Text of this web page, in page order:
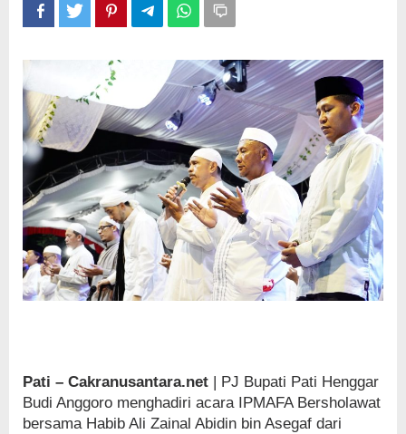
Saing
di
Situasi
Pati – Cakranusantara.net | PJ Bupati Pati Henggar
Budi Anggoro menghadiri acara IPMAFA Bersholawat
bersama Habib Ali Zainal Abidin bin Asegaf dari